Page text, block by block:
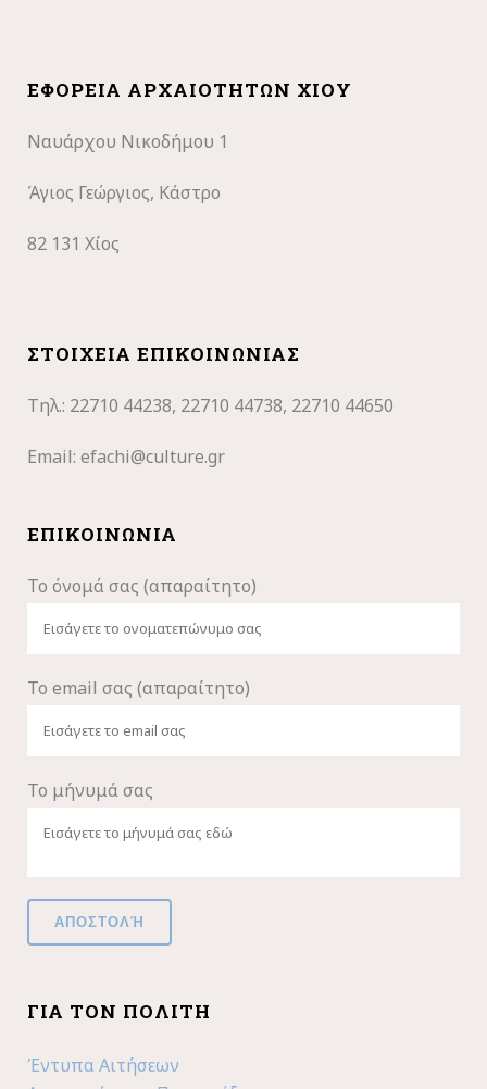
ΕΦΟΡΕΊΑ ΑΡΧΑΙΟΤΉΤΩΝ ΧΊΟΥ
Ναυάρχου Νικοδήμου 1
Άγιος Γεώργιος, Κάστρο
82 131 Χίος
ΣΤΟΙΧΕΊΑ ΕΠΙΚΟΙΝΩΝΊΑΣ
Τηλ.: 22710 44238, 22710 44738, 22710 44650
Email: efachi@culture.gr
ΕΠΙΚΟΙΝΩΝΊΑ
Το όνομά σας (απαραίτητο)
Το email σας (απαραίτητο)
Το μήνυμά σας
ΓΙΑ ΤΟΝ ΠΟΛΊΤΗ
Έντυπα Αιτήσεων